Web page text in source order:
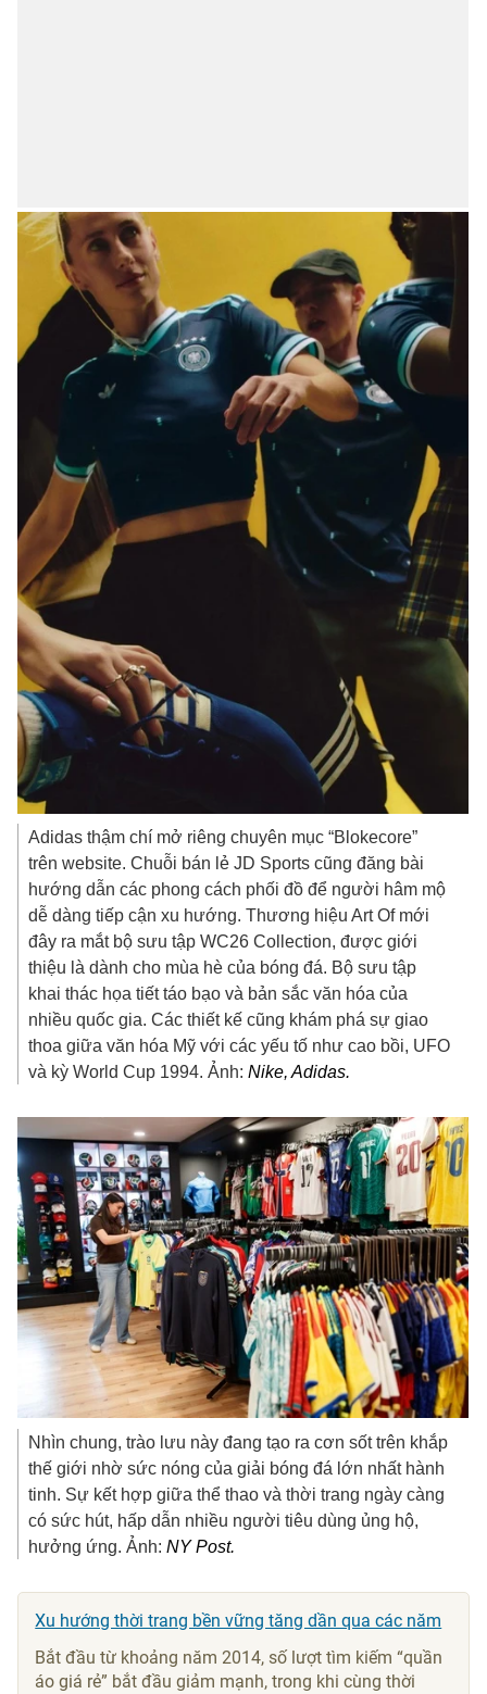
Adidas thậm chí mở riêng chuyên mục “Blokecore”
trên website. Chuỗi bán lẻ JD Sports cũng đăng bài
hướng dẫn các phong cách phối đồ để người hâm mộ
dễ dàng tiếp cận xu hướng. Thương hiệu Art Of mới
đây ra mắt bộ sưu tập WC26 Collection, được giới
thiệu là dành cho mùa hè của bóng đá. Bộ sưu tập
khai thác họa tiết táo bạo và bản sắc văn hóa của
nhiều quốc gia. Các thiết kế cũng khám phá sự giao
thoa giữa văn hóa Mỹ với các yếu tố như cao bồi, UFO
và kỳ World Cup 1994. Ảnh:Nike, Adidas.
Nhìn chung, trào lưu này đang tạo ra cơn sốt trên khắp
thế giới nhờ sức nóng của giải bóng đá lớn nhất hành
tinh. Sự kết hợp giữa thể thao và thời trang ngày càng
có sức hút, hấp dẫn nhiều người tiêu dùng ủng hộ,
hưởng ứng. Ảnh:NY Post.
Xu hướng thời trang bền vững tăng dần qua các năm
Bắt đầu từ khoảng năm 2014, số lượt tìm kiếm “quần
áo giá rẻ” bắt đầu giảm mạnh, trong khi cùng thời